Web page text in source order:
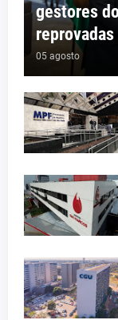
gestores
reprovadas
05 agosto